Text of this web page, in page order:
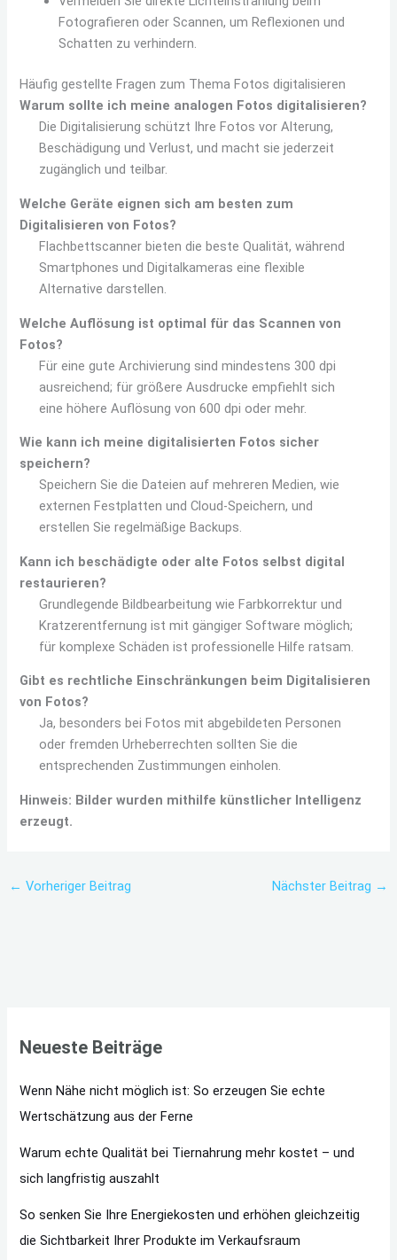
Fotografieren oder Scannen, um Reflexionen und
Schatten zu verhindern.
Häufig gestellte Fragen zum Thema Fotos digitalisieren
Warum sollte ich meine analogen Fotos digitalisieren?
Die Digitalisierung schützt Ihre Fotos vor Alterung,
Beschädigung und Verlust, und macht sie jederzeit
zugänglich und teilbar.
Welche Geräte eignen sich am besten zum
Digitalisieren von Fotos?
Flachbettscanner bieten die beste Qualität, während
Smartphones und Digitalkameras eine flexible
Alternative darstellen.
Welche Auflösung ist optimal für das Scannen von
Fotos?
Für eine gute Archivierung sind mindestens 300 dpi
ausreichend; für größere Ausdrucke empfiehlt sich
eine höhere Auflösung von 600 dpi oder mehr.
Wie kann ich meine digitalisierten Fotos sicher
speichern?
Speichern Sie die Dateien auf mehreren Medien, wie
externen Festplatten und Cloud-Speichern, und
erstellen Sie regelmäßige Backups.
Kann ich beschädigte oder alte Fotos selbst digital
restaurieren?
Grundlegende Bildbearbeitung wie Farbkorrektur und
Kratzerentfernung ist mit gängiger Software möglich;
für komplexe Schäden ist professionelle Hilfe ratsam.
Gibt es rechtliche Einschränkungen beim Digitalisieren
von Fotos?
Ja, besonders bei Fotos mit abgebildeten Personen
oder fremden Urheberrechten sollten Sie die
entsprechenden Zustimmungen einholen.
Hinweis: Bilder wurden mithilfe künstlicher Intelligenz
erzeugt.
← Vorheriger Beitrag Nächster Beitrag →
Neueste Beiträge
Wenn Nähe nicht möglich ist: So erzeugen Sie echte
Wertschätzung aus der Ferne
Warum echte Qualität bei Tiernahrung mehr kostet – und
sich langfristig auszahlt
So senken Sie Ihre Energiekosten und erhöhen gleichzeitig
die Sichtbarkeit Ihrer Produkte im Verkaufsraum